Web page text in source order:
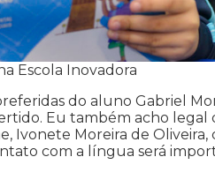
Escola Inovadora
do aluno Gabriel
Eu também acho legal
Ivonete Moreira de
com a língua será